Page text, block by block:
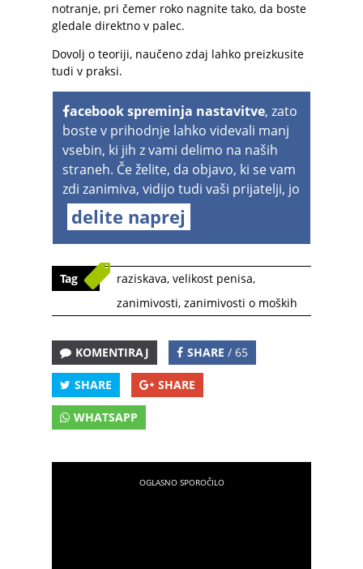
notranje, pri čemer roko nagnite tako, da boste
gledale direktno v palec.
Dovolj o teoriji, naučeno zdaj lahko preizkusite
tudi v praksi.
acebook spreminja nastavitve, zato
boste v prihodnje lahko videvali manj
vsebin, ki jih z vami delimo na naših
straneh. Če želite, da objavo, ki se vam
zdi zanimiva, vidijo tudi vaši prijatelji, jo
delite naprej
Tag raziskava, velikost penisa,
zanimivosti, zanimivosti o moških
KOMENTIRAJ SHARE / 65
SHARE SHARE
WHATSAPP